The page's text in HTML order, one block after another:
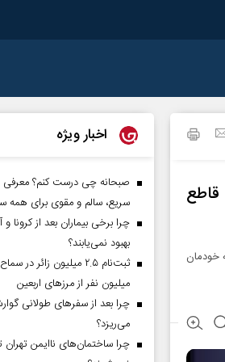
و تشکل ها
رزمی
گیشه روزنامه
البرز
تهران
خراسان شمالی
سیستان و بلوچستان
کردستان
گلستان
ساوه
مناطق آزاد
خودمان
اخبار ویژه
سریع، سالم و مقوی برای همه
چرا برخی بیماران بعد از کرونا و
بهبود نمی‌یابند؟
میلیون نفر از مرز‌های اربعین
چرا بعد از سفرهای طولانی
می‌ریزد؟
چرا ساختمان‌های ناایمن